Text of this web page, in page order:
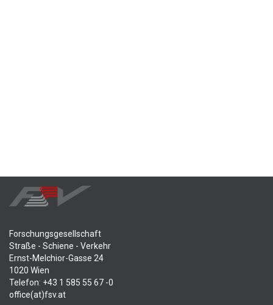
Forschungsgesellschaft
Straße - Schiene - Verkehr
Ernst-Melchior-Gasse 24
1020 Wien
Telefon: +43 1 585 55 67 -0
office(at)fsv.at